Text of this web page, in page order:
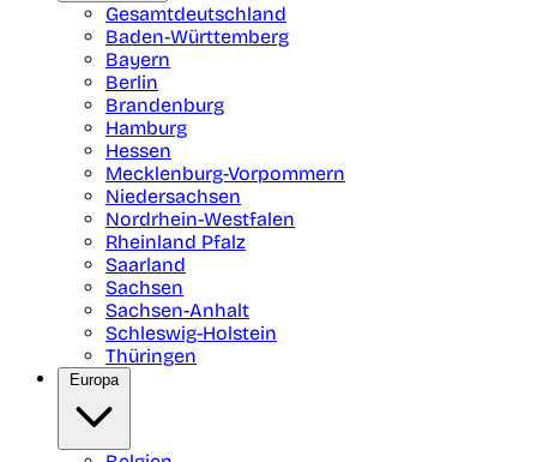
Gesamtdeutschland
Baden-Württemberg
Bayern
Berlin
Brandenburg
Hamburg
Hessen
Mecklenburg-Vorpommern
Niedersachsen
Nordrhein-Westfalen
Rheinland Pfalz
Saarland
Sachsen
Sachsen-Anhalt
Schleswig-Holstein
Thüringen
Europa